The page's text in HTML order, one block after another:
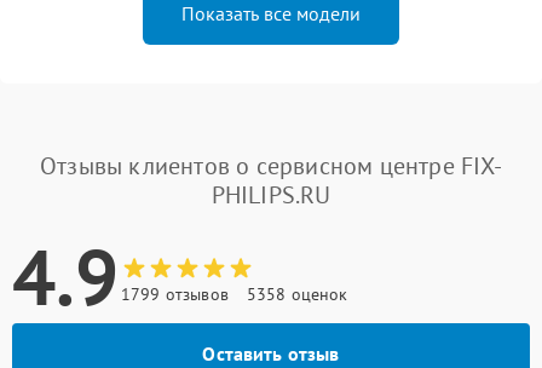
Показать все модели
Отзывы клиентов о сервисном центре FIX-
PHILIPS.RU
4.9 1799 отзывов 5358 оценок
Оставить отзыв